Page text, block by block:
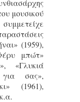
μουσικού
(1959),
μπώτ»
«Γλυκιά
σας»,
(1961),